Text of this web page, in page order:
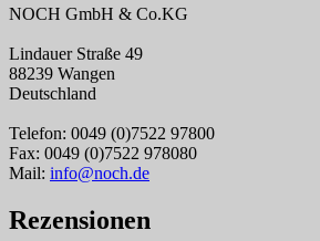
NOCH GmbH & Co.KG
Lindauer Straße 49
88239 Wangen
Deutschland
Telefon: 0049 (0)7522 97800
Fax: 0049 (0)7522 978080
Mail: info@noch.de
Rezensionen